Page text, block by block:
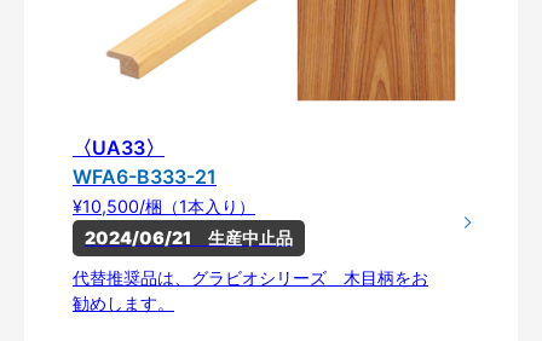
〈UA33〉
WFA6-B333-21
¥10,500/梱（1本入り）
2024/06/21　生産中止品
代替推奨品は、グラビオシリーズ 木目柄をお
勧めします。